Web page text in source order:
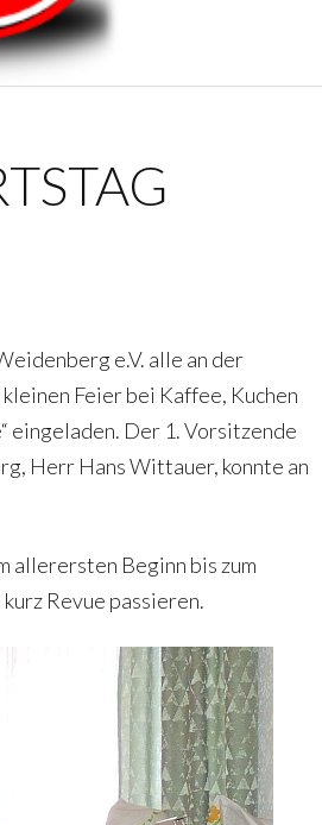
e.V. alle an der
Feier bei Kaffee, Kuchen
eingeladen. Der 1. Vorsitzende
Herr Hans Wittauer, konnte an
allerersten Beginn bis zum
Revue passieren.